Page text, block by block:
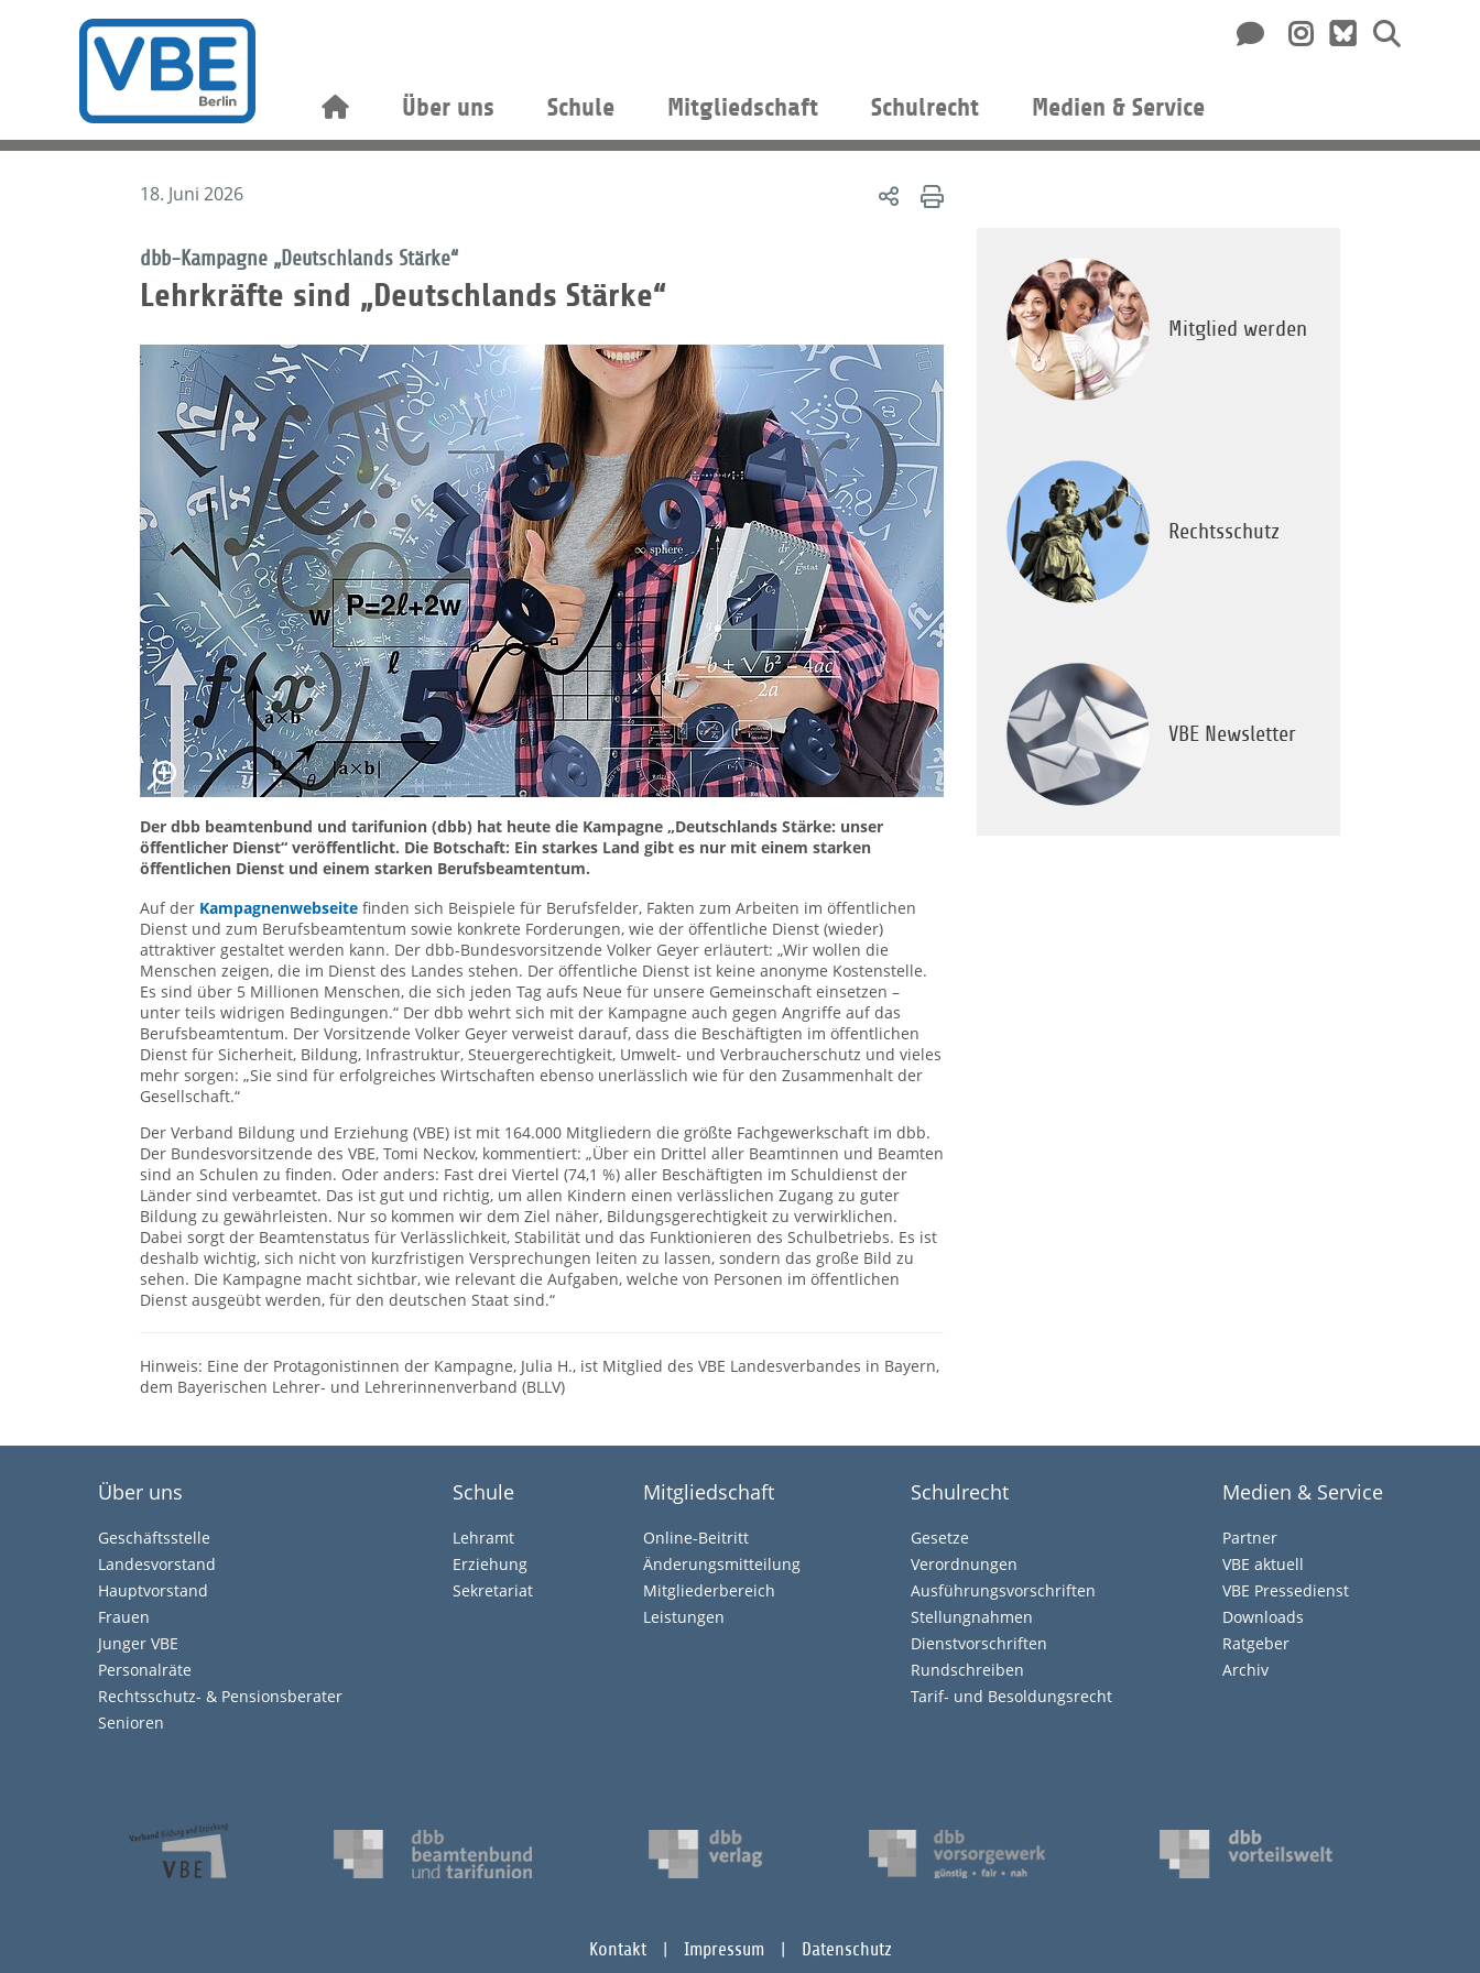
Über uns Schule Mitgliedschaft Schulrecht Medien & Service
18. Juni 2026
dbb-Kampagne „Deutschlands Stärke“
Lehrkräfte sind „Deutschlands Stärke“
Der dbb beamtenbund und tarifunion (dbb) hat heute die Kampagne „Deutschlands Stärke: unser
öffentlicher Dienst“ veröffentlicht. Die Botschaft: Ein starkes Land gibt es nur mit einem starken
öffentlichen Dienst und einem starken Berufsbeamtentum.
Auf der Kampagnenwebseite finden sich Beispiele für Berufsfelder, Fakten zum Arbeiten im öffentlichen
Dienst und zum Berufsbeamtentum sowie konkrete Forderungen, wie der öffentliche Dienst (wieder)
attraktiver gestaltet werden kann. Der dbb-Bundesvorsitzende Volker Geyer erläutert: „Wir wollen die
Menschen zeigen, die im Dienst des Landes stehen. Der öffentliche Dienst ist keine anonyme Kostenstelle.
Es sind über 5 Millionen Menschen, die sich jeden Tag aufs Neue für unsere Gemeinschaft einsetzen –
unter teils widrigen Bedingungen.“ Der dbb wehrt sich mit der Kampagne auch gegen Angriffe auf das
Berufsbeamtentum. Der Vorsitzende Volker Geyer verweist darauf, dass die Beschäftigten im öffentlichen
Dienst für Sicherheit, Bildung, Infrastruktur, Steuergerechtigkeit, Umwelt- und Verbraucherschutz und vieles
mehr sorgen: „Sie sind für erfolgreiches Wirtschaften ebenso unerlässlich wie für den Zusammenhalt der
Gesellschaft.“
Der Verband Bildung und Erziehung (VBE) ist mit 164.000 Mitgliedern die größte Fachgewerkschaft im dbb.
Der Bundesvorsitzende des VBE, Tomi Neckov, kommentiert: „Über ein Drittel aller Beamtinnen und Beamten
sind an Schulen zu finden. Oder anders: Fast drei Viertel (74,1 %) aller Beschäftigten im Schuldienst der
Länder sind verbeamtet. Das ist gut und richtig, um allen Kindern einen verlässlichen Zugang zu guter
Bildung zu gewährleisten. Nur so kommen wir dem Ziel näher, Bildungsgerechtigkeit zu verwirklichen.
Dabei sorgt der Beamtenstatus für Verlässlichkeit, Stabilität und das Funktionieren des Schulbetriebs. Es ist
deshalb wichtig, sich nicht von kurzfristigen Versprechungen leiten zu lassen, sondern das große Bild zu
sehen. Die Kampagne macht sichtbar, wie relevant die Aufgaben, welche von Personen im öffentlichen
Dienst ausgeübt werden, für den deutschen Staat sind.“
Hinweis: Eine der Protagonistinnen der Kampagne, Julia H., ist Mitglied des VBE Landesverbandes in Bayern,
dem Bayerischen Lehrer- und Lehrerinnenverband (BLLV)
Mitglied werden
Rechtsschutz
VBE Newsletter
Über uns
Geschäftsstelle
Landesvorstand
Hauptvorstand
Frauen
Junger VBE
Personalräte
Rechtsschutz- & Pensionsberater
Senioren
Schule
Lehramt
Erziehung
Sekretariat
Mitgliedschaft
Online-Beitritt
Änderungsmitteilung
Mitgliederbereich
Leistungen
Schulrecht
Gesetze
Verordnungen
Ausführungsvorschriften
Stellungnahmen
Dienstvorschriften
Rundschreiben
Tarif- und Besoldungsrecht
Medien & Service
Partner
VBE aktuell
VBE Pressedienst
Downloads
Ratgeber
Archiv
Kontakt Impressum Datenschutz